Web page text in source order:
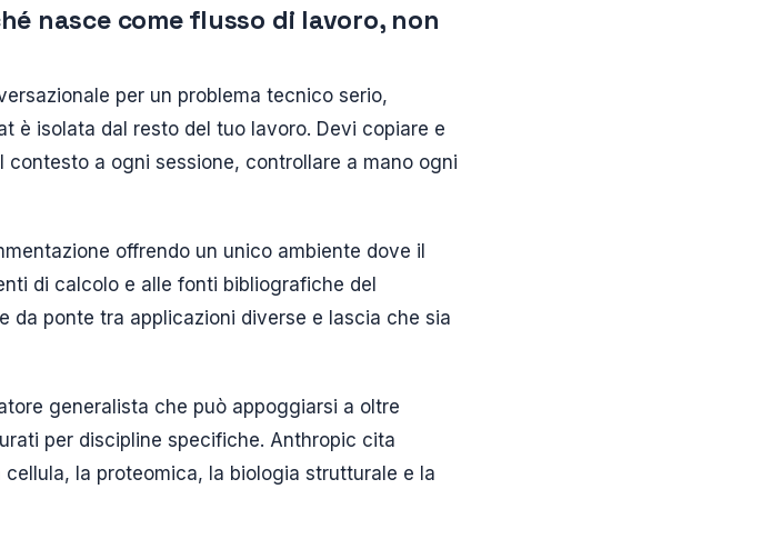
nasce come flusso di lavoro, non
per un problema tecnico serio,
è isolata dal resto del tuo lavoro. Devi copiare e
a ogni sessione, controllare a mano ogni
offrendo un unico ambiente dove il
di calcolo e alle fonti bibliografiche del
da ponte tra applicazioni diverse e lascia che sia
generalista che può appoggiarsi a oltre
per discipline specifiche. Anthropic cita
la proteomica, la biologia strutturale e la